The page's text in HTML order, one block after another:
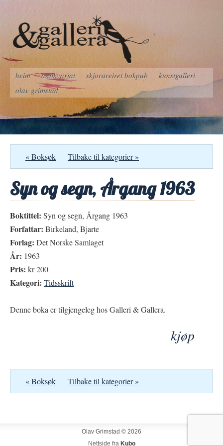
heim antikvariat skjorareiret bokpub
kunstgalleri
olav grimstad
« Boksøk Tilbake til kategorier »
Syn og segn, Årgang 1963
Boktittel: Syn og segn, Årgang 1963
Forfattar: Birkeland, Bjarte
Forlag: Det Norske Samlaget
År: 1963
Pris: kr 200
Kategori: Tidsskrift
Denne boka er tilgjengeleg hos Galleri & Gallera.
kjøp
« Boksøk Tilbake til kategorier »
Olav Grimstad © 2026
Nettside fra Kubo